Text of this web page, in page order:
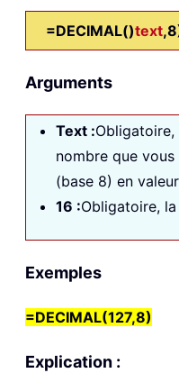
=DECIMAL()text
Arguments
Text :
nombre que
(base 8) en
16 :Obligatoire,
Exemples
=DECIMAL(127,8)
Explication :